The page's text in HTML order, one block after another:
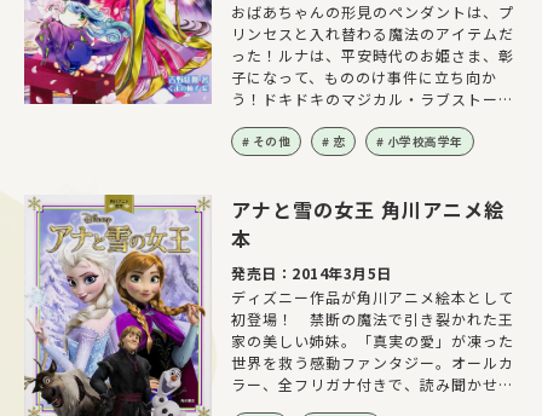
おばあちゃんの形見のペンダントは、プ
リンセスと入れ替わる魔法のアイテムだ
った！ルナは、平安時代のお姫さま、彰
子になって、もののけ事件に立ち向か
う！ドキドキのマジカル・ラブストーリ
その他 恋 小学校高学年
アナと雪の女王 角川アニメ絵
本
発売日： 2014年3月5日
ディズニー作品が角川アニメ絵本として
初登場！ 禁断の魔法で引き裂かれた王
家の美しい姉妹。「真実の愛」が凍った
世界を救う感動ファンタジー。オールカ
ラー、全フリガナ付きで、読み聞かせに